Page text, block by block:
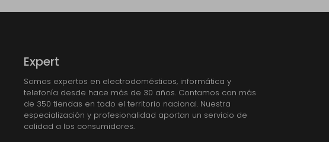
Expert
Somos expertos en electrodomésticos, informática y
telefonía desde hace más de 30 años. Contamos con más
de 350 tiendas en todo el territorio nacional. Nuestra
especialización y profesionalidad aportan un servicio de
calidad a los consumidores.